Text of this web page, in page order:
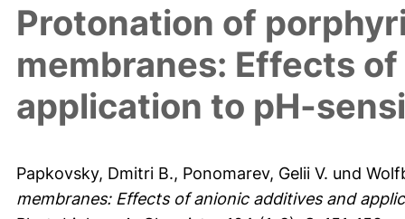
Protonation of
membranes: Effects
application to pH-
Papkovsky, Dmitri B., Ponomarev, Gelii V. und
membranes: Effects of anionic additives and